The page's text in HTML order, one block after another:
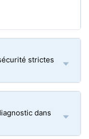
strictes
dans